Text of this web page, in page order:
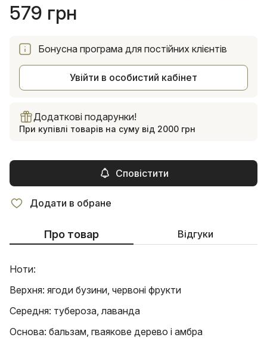
579 грн
Бонусна програма для постійних клієнтів
Увійти в особистий кабінет
Додаткові подарунки!
При купівлі товарів на суму від 2000 грн
Сповістити
Додати в обране
Про товар Відгуки
Ноти:
Верхня: ягоди бузини, червоні фрукти
Середня: тубероза, лаванда
Основа: бальзам, гваякове дерево і амбра